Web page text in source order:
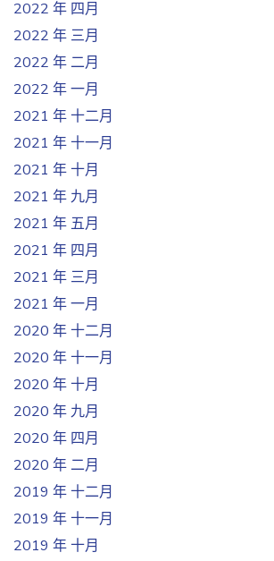
2022 年 四月
2022 年 三月
2022 年 二月
2022 年 一月
2021 年 十二月
2021 年 十一月
2021 年 十月
2021 年 九月
2021 年 五月
2021 年 四月
2021 年 三月
2021 年 一月
2020 年 十二月
2020 年 十一月
2020 年 十月
2020 年 九月
2020 年 四月
2020 年 二月
2019 年 十二月
2019 年 十一月
2019 年 十月